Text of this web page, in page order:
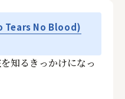
No Blood)
知るきっかけになっ